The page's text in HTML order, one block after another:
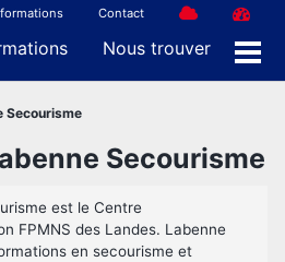
Contact
Nous trouver
Secourisme
Secourisme
est le Centre
FPMNS des Landes. Labenne
en secourisme et